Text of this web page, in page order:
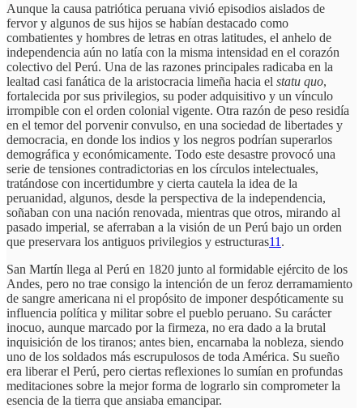
Aunque la causa patriótica peruana vivió episodios aislados de
fervor y algunos de sus hijos se habían destacado como
combatientes y hombres de letras en otras latitudes, el anhelo de
independencia aún no latía con la misma intensidad en el corazón
colectivo del Perú. Una de las razones principales radicaba en la
lealtad casi fanática de la aristocracia limeña hacia el statu quo,
fortalecida por sus privilegios, su poder adquisitivo y un vínculo
irrompible con el orden colonial vigente. Otra razón de peso residía
en el temor del porvenir convulso, en una sociedad de libertades y
democracia, en donde los indios y los negros podrían superarlos
demográfica y económicamente. Todo este desastre provocó una
serie de tensiones contradictorias en los círculos intelectuales,
tratándose con incertidumbre y cierta cautela la idea de la
peruanidad, algunos, desde la perspectiva de la independencia,
soñaban con una nación renovada, mientras que otros, mirando al
pasado imperial, se aferraban a la visión de un Perú bajo un orden
que preservara los antiguos privilegios y estructuras11 .
San Martín llega al Perú en 1820 junto al formidable ejército de los
Andes, pero no trae consigo la intención de un feroz derramamiento
de sangre americana ni el propósito de imponer despóticamente su
influencia política y militar sobre el pueblo peruano. Su carácter
inocuo, aunque marcado por la firmeza, no era dado a la brutal
inquisición de los tiranos; antes bien, encarnaba la nobleza, siendo
uno de los soldados más escrupulosos de toda América. Su sueño
era liberar el Perú, pero ciertas reflexiones lo sumían en profundas
meditaciones sobre la mejor forma de lograrlo sin comprometer la
esencia de la tierra que ansiaba emancipar.